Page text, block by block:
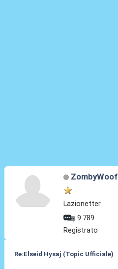
ZombyWoof
Lazionetter
9.789
Registrato
Re:Elseid Hysaj (Topic Ufficiale)